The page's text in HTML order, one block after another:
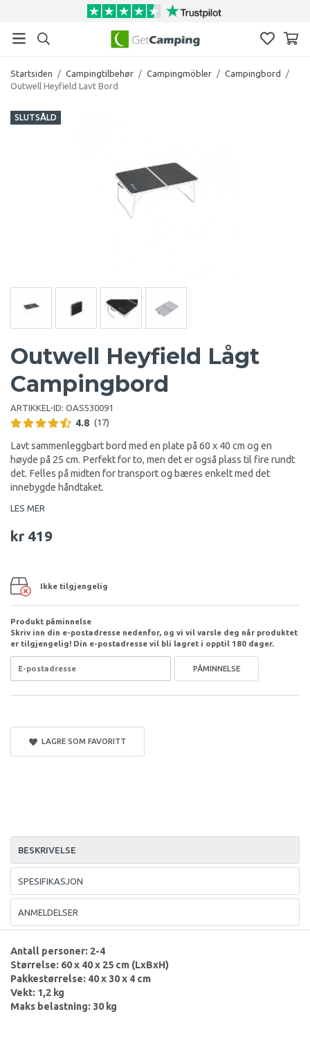
Startsiden / Campingtilbehør / Campingmöbler / Campingbord
/
Outwell Heyfield Lavt Bord
SLUTSÅLD
Outwell Heyfield Lågt
Campingbord
ARTIKKEL-ID: OAS530091
4.8 (17)
Lavt sammenleggbart bord med en plate på 60 x 40 cm og en
høyde på 25 cm. Perfekt for to, men det er også plass til fire rundt
det. Felles på midten for transport og bæres enkelt med det
innebygde håndtaket.
LES MER
kr 419
Ikke tilgjengelig
Produkt påminnelse
Skriv inn din e-postadresse nedenfor, og vi vil varsle deg når produktet
er tilgjengelig! Din e-postadresse vil bli lagret i opptil 180 dager.
PÅMINNELSE
LAGRE SOM FAVORITT
BESKRIVELSE
SPESIFIKASJON
ANMELDELSER
Antall personer: 2-4
Størrelse: 60 x 40 x 25 cm (LxBxH)
Pakkestørrelse: 40 x 30 x 4 cm
Vekt: 1,2 kg
Maks belastning: 30 kg